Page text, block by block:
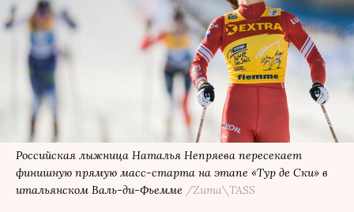
Российская лыжница Наталья Непряева пересекает
финишную прямую масс-старта на этапе «Тур де Ски» в
итальянском Валь-ди-Фьемме /Zuma\TASS